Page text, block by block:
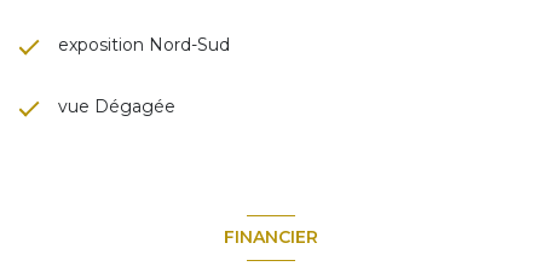
exposition Nord-Sud
vue Dégagée
FINANCIER